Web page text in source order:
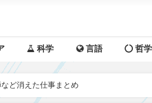
科学 言語 哲学
ど消えた仕事まとめ